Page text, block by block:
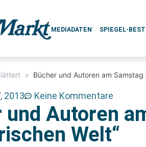
MEDIADATEN SPIEGEL-
> Bücher und Autoren am Samstag
2013 Keine Kommentare
und Autoren
Welt“